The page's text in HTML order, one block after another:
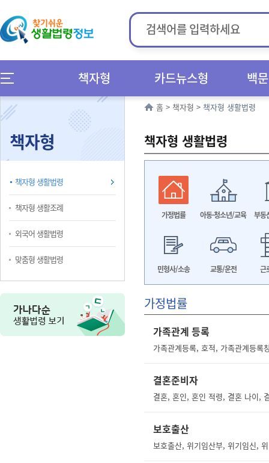
책자형 카드뉴스형 백
책자형
책자형 생활법령
책자형 생활조례
외국어 생활법령
맞춤형 생활법령
홈 > 책자형 > 책자형 생활법령
책자형 생활법령
가정법률 아동·청소년/교육 부동
민형사/소송 교통/운전 근
가정법률
가족관계 등록
가족관계등록, 호적, 가족관계등록
결혼준비자
보호출산